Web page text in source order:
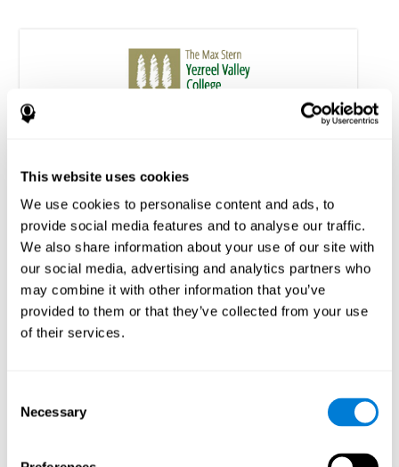
This website uses cookies
We use cookies to personalise content and ads, to
provide social media features and to analyse our traffic.
We also share information about your use of our site with
our social media, advertising and analytics partners who
may combine it with other information that you’ve
provided to them or that they’ve collected from your use
of their services.
Selection
Necessary
sobre la adherencia y el rendimiento cognitivo
Shatil E, A Metzer, Horvitz O, Miller R. (2010) Home-based
personalized cognitive training in MS patients: a study of
adherence and cognitive performance. Neurorehabilitación; 26:143-
53.
Ver el artículo completo en PubMed
¿El entrenamiento cognitivo mejora la
movilidad, mejora la cognición y promueve la
Marusic, U., Verghese, J., & Mahoney, J. R. (2022). Does Cognitive